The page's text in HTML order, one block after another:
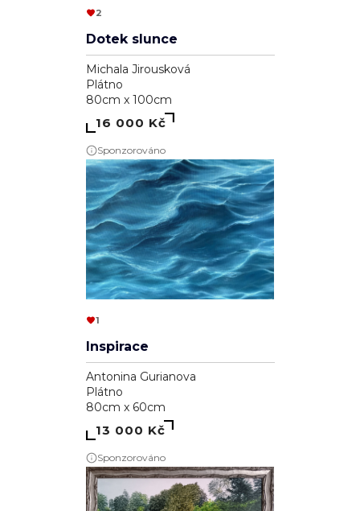
2
Dotek slunce
Michala Jirousková
Plátno
80cm x 100cm
16 000 Kč
Sponzorováno
1
Inspirace
Antonina Gurianova
Plátno
80cm x 60cm
13 000 Kč
Sponzorováno